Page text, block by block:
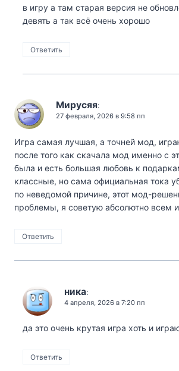
в игру а там старая версия не
девять а так всё очень хорошо
Ответить
Мирусяя:
27 февраля, 2026 в 9:58 пп
Игра самая лучшая, а точней мод,
после того как скачала мод именно с
была и есть большая любовь к
классные, но сама официальная тока
по неведомой причине, этот мод-
проблемы, я советую абсолютно всем
Ответить
ника:
4 апреля, 2026 в 7:20 пп
да это очень крутая игра хоть и
Ответить